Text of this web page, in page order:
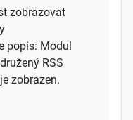
zobrazovat
popis: Modul
RSS
zobrazen.